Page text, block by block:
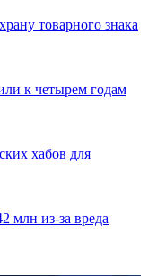
товарного знака
к четырем годам
хабов для
млн из-за вреда